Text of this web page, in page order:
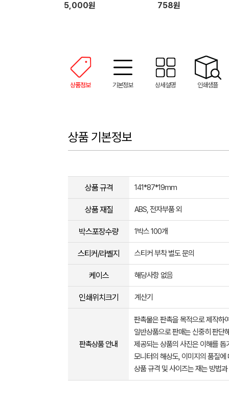
5,000원 758원
상품정보 기본정보 상세설명 인쇄샘플
상품 기본정보
상품 규격 141*87*19mm
상품 재질 ABS, 전자부품 외
박스포장수량 1박스 100개
스티커/라벨지 스티커 부착 별도 문의
케이스 해당사항 없음
인쇄위치크기 계산기
판촉상품 안내
판촉물은 판촉을 목적으로 제작하
일반상품으로 판매는 신중히 판단
제공되는 상품의 사진은 이해를
모니터의 해상도, 이미지의 품질
상품 규격 및 사이즈는 재는 방법